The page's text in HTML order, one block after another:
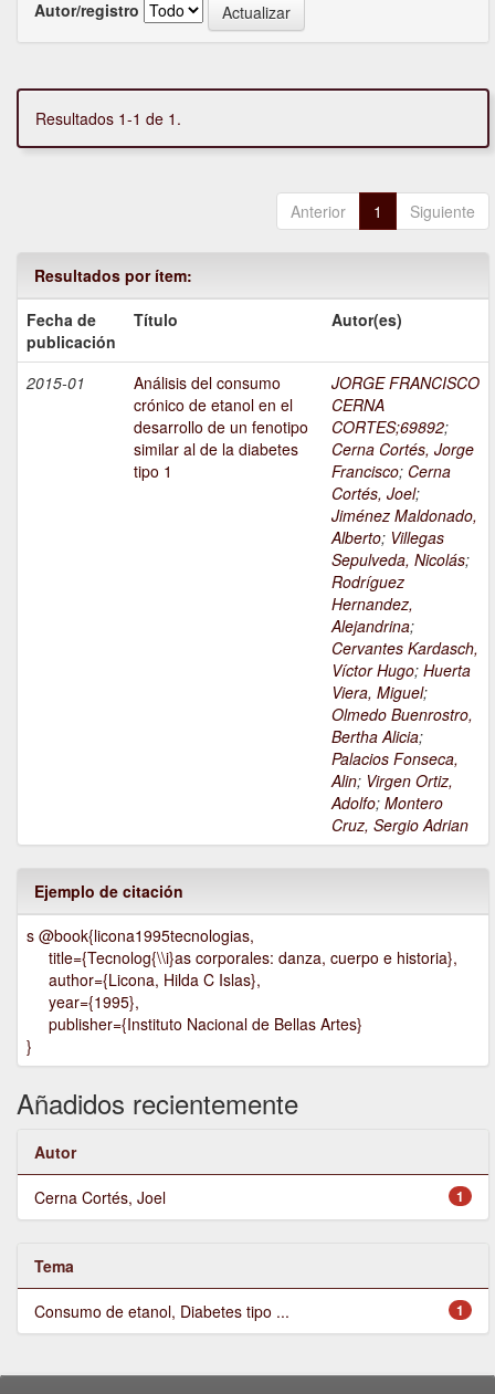
Autor/registro
Resultados 1-1 de 1.
Anterior 1 Siguiente
Resultados por ítem:
Fecha de
publicación
Título Autor(es)
2015-01
Análisis del consumo
crónico de etanol en el
desarrollo de un fenotipo
similar al de la diabetes
tipo 1
JORGE FRANCISCO
CERNA
CORTES;69892;
Cerna Cortés, Jorge
Francisco; Cerna
Cortés, Joel;
Jiménez Maldonado,
Alberto; Villegas
Sepulveda, Nicolás;
Rodríguez
Hernandez,
Alejandrina;
Cervantes Kardasch,
Víctor Hugo; Huerta
Viera, Miguel;
Olmedo Buenrostro,
Bertha Alicia;
Palacios Fonseca,
Alin; Virgen Ortiz,
Adolfo; Montero
Cruz, Sergio Adrian
Ejemplo de citación
s @book{licona1995tecnologias,
title={Tecnolog{\\i}as corporales: danza, cuerpo e historia},
author={Licona, Hilda C Islas},
year={1995},
publisher={Instituto Nacional de Bellas Artes}
}
Añadidos recientemente
Autor
1
Cerna Cortés, Joel
Tema
1
Consumo de etanol, Diabetes tipo ...